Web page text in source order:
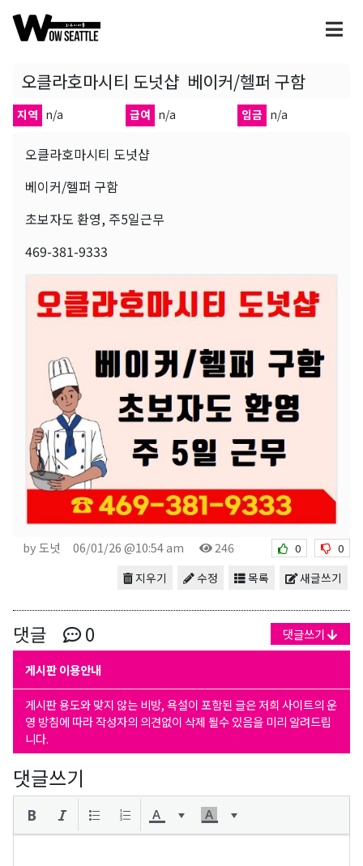
오클라호마시티 도넛샵 베이커/헬퍼 구함
지역 n/a 급여 n/a 임금 n/a
오클라호마시티 도넛샵
베이커/헬퍼 구함
초보자도 환영, 주5일근무
469-381-9333
by 도넛 06/01/26 @10:54 am 246 0 0
새글쓰기
목록
수정
지우기
댓글 0 댓글쓰기
게시판 이용안내
게시판 용도와 맞지 않는 비방, 욕설이 포함된 글은 저희 사이트의 운
영 방침에 따라 작성자의 의견없이 삭제 될수 있음을 미리 알려드립
니다.
댓글쓰기